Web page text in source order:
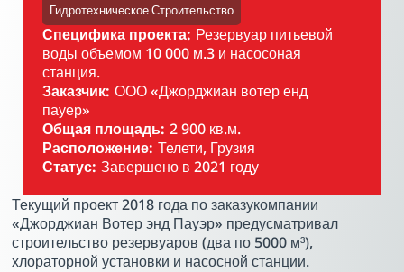
Гидротехническое Строительство
Специфика проекта: Резервуар питьевой
воды объемом 10 000 м.3 и насосоная
станция.
Заказчик: ООО «Джорджиан вотер енд
пауер»
Общая площадь: 2 900 кв.м.
Расположение: Телети, Грузия
Статус: Завершено в 2021 году
Текущий проект 2018 года по заказукомпании
«Джорджиан Вотер энд Пауэр» предусматривал
строительство резервуаров (два по 5000 м³),
хлораторной установки и насосной станции.